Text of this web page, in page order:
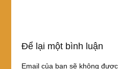
Để lại một bình luận
Email của bạn sẽ không được